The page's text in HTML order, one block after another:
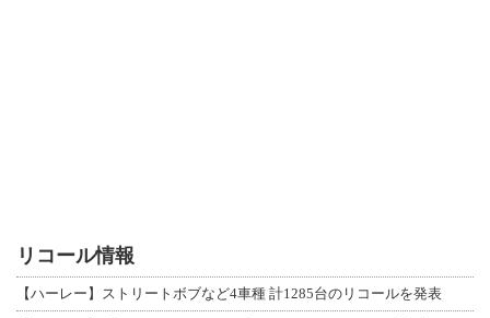
リコール情報
【ハーレー】ストリートボブなど4車種 計1285台のリコールを発表